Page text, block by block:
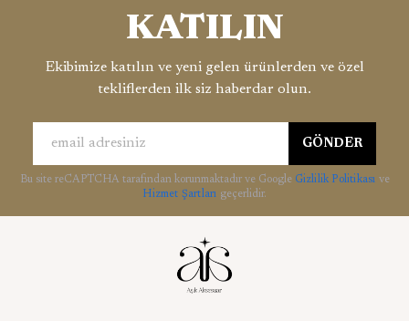
KATILIN
Ekibimize katılın ve yeni gelen ürünlerden ve özel
tekliflerden ilk siz haberdar olun.
GÖNDER
Bu site reCAPTCHA tarafından korunmaktadır ve Google Gizlilik Politikası ve
Hizmet Şartları geçerlidir.